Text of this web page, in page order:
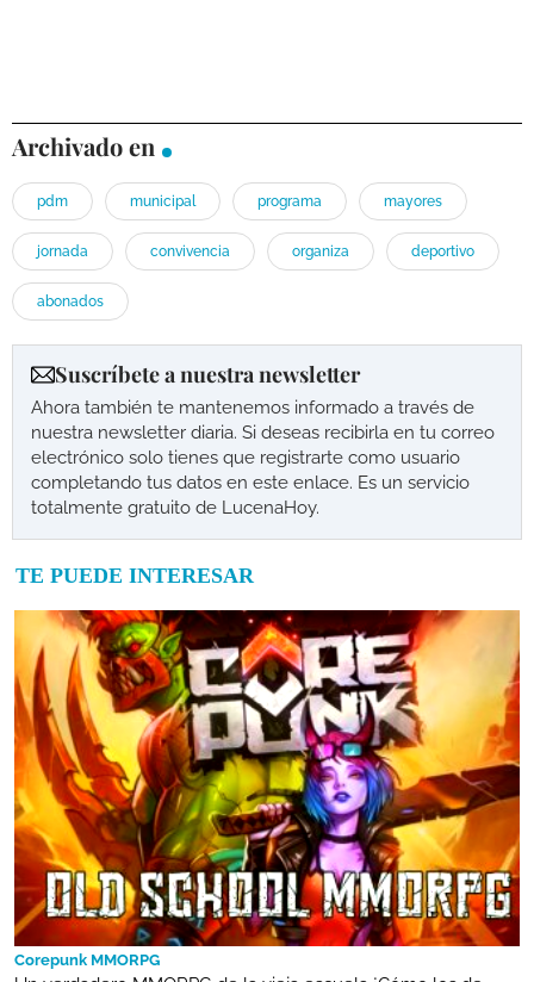
Archivado en
pdm municipal programa mayores
jornada convivencia organiza deportivo
abonados
Suscríbete a nuestra newsletter
Ahora también te mantenemos informado a través de
nuestra newsletter diaria. Si deseas recibirla en tu correo
electrónico solo tienes que registrarte como usuario
completando tus datos en este enlace. Es un servicio
totalmente gratuito de LucenaHoy.
TE PUEDE INTERESAR
Corepunk MMORPG